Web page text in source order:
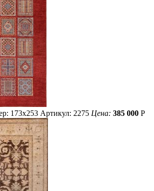
173х253 Артикул: 2275 Цена: 385 000 Р